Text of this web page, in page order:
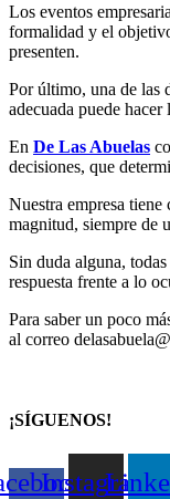
Los eventos
formalidad y el
presenten.
Por último, una de las
adecuada puede
En De Las Abuelas
decisiones, que
Nuestra empresa
magnitud, siempre de
Sin duda alguna,
respuesta frente a lo
Para saber un poco
al correo
¡SÍGUENOS!
Instagram